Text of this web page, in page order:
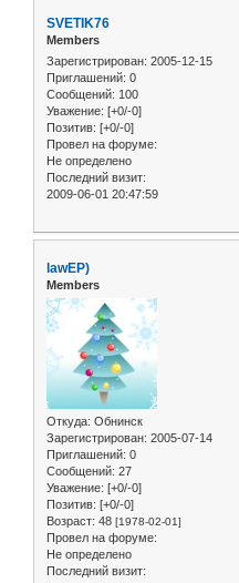
SVETIK76
Members
Зарегистрирован: 2005-12-15
Приглашений: 0
Сообщений: 100
Уважение: [+0/-0]
Позитив: [+0/-0]
Провел на форуме:
Не определено
Последний визит:
2009-06-01 20:47:59
lawЕР)
Members
Откуда: Обнинск
Зарегистрирован: 2005-07-14
Приглашений: 0
Сообщений: 27
Уважение: [+0/-0]
Позитив: [+0/-0]
Возраст: 48 [1978-02-01]
Провел на форуме:
Не определено
Последний визит: